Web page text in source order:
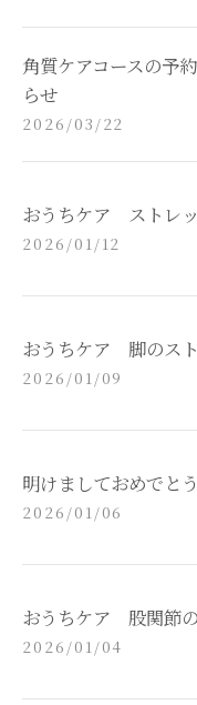
角質ケアコースの予
らせ
2026/03/22
おうちケア ストレ
2026/01/12
おうちケア 脚のス
2026/01/09
明けましておめでと
2026/01/06
おうちケア 股関節
2026/01/04